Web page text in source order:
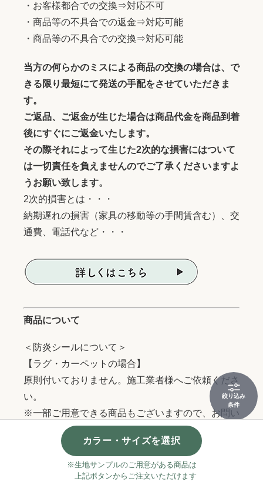
絞り込み
条件
カラー・サイズを選択
※生地サンプルのご用意がある商品は
上記ボタンからご注文いただけます
・お客様都合での交換⇒対応不可
・商品等の不具合での返金⇒対応可能
・商品等の不具合での交換⇒対応可能
当方の何らかのミスによる商品の交換の場合は、で
きる限り最短にて発送の手配をさせていただきま
す。
ご返品、ご返金が生じた場合は商品代金を商品到着
後にすぐにご返金いたします。
その際それによって生じた2次的な損害にはついて
は一切責任を負えませんのでご了承くださいますよ
うお願い致します。
2次的損害とは・・・
納期遅れの損害（家具の移動等の手間賃含む）、交
通費、電話代など・・・
商品について
＜防炎シールについて＞
【ラグ・カーペットの場合】
原則付いておりません。施工業者様へご依頼くださ
い。
※一部ご用意できる商品もございますので、お問い
合わせください。（商品発送後の対応不可）
※防炎証明書は発行できますのでお問合せくださ
い。（一部商品除く）